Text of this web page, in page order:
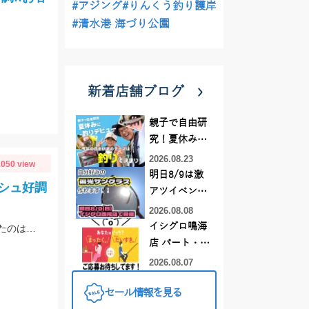
view
ュ好調
#アジング#りんくう釣り護岸
#清水港 海づり公園
新着店舗ブログ
親子で自由研
究！夏休みに
釣りデビュー
2026.08.23
明日8/9は激
アツイベント
日！！！～オ
ーダー偏光グ
ラス受注会～
2026.08.08
イシグロ鳴海
店 パート・ア
ルバイトスタ
募集中！
2026.08.07
セール情報を見る